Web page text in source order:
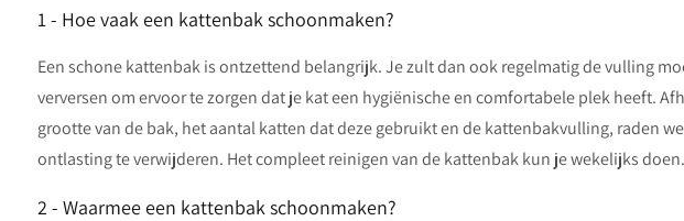
1 - Hoe vaak een kattenbak schoonmaken?
Een schone kattenbak is ontzettend belangrijk. Je zult dan ook regelmatig de vulling
verversen om ervoor te zorgen dat je kat een hygiënische en comfortabele plek heeft.
grootte van de bak, het aantal katten dat deze gebruikt en de kattenbakvulling, raden
ontlasting te verwijderen. Het compleet reinigen van de kattenbak kun je wekelijks doen.
2 - Waarmee een kattenbak schoonmaken?